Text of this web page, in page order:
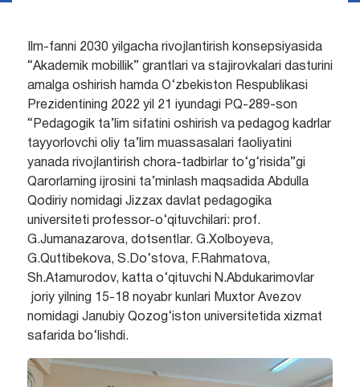
Ilm-fanni 2030 yilgacha rivojlantirish konsepsiyasida
“Akademik mobillik” grantlari va stajirovkalari dasturini
amalga oshirish hamda O‘zbekiston Respublikasi
Prezidentining 2022 yil 21 iyundagi PQ-289-son
“Pedagogik ta’lim sifatini oshirish va pedagog kadrlar
tayyorlovchi oliy ta’lim muassasalari faoliyatini
yanada rivojlantirish chora-tadbirlar to‘g‘risida”gi
Qarorlarning ijrosini ta’minlash maqsadida Abdulla
Qodiriy nomidagi Jizzax davlat pedagogika
universiteti professor-o‘qituvchilari: prof.
G.Jumanazarova, dotsentlar. G.Xolboyeva,
G.Quttibekova, S.Do‘stova, F.Rahmatova,
Sh.Atamurodov, katta o‘qituvchi N.Abdukarimovlar
joriy yilning 15-18 noyabr kunlari Muxtor Avezov
nomidagi Janubiy Qozog‘iston universitetida xizmat
safarida bo‘lishdi.